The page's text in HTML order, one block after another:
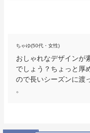
ちゃゆ(50代・女性)
おしゃれなデザインが
でしょう？ちょっと厚
ので長いシーズンに渡
。